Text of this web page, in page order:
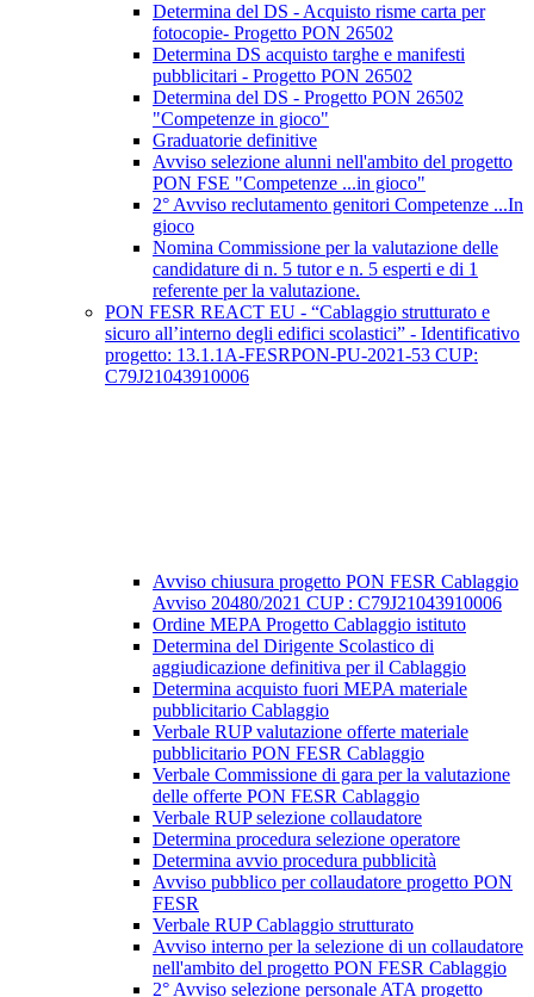
Determina del DS - Acquisto risme carta per
fotocopie- Progetto PON 26502
Determina DS acquisto targhe e manifesti
pubblicitari - Progetto PON 26502
Determina del DS - Progetto PON 26502
"Competenze in gioco"
Graduatorie definitive
Avviso selezione alunni nell'ambito del progetto
PON FSE "Competenze ...in gioco"
2° Avviso reclutamento genitori Competenze ...In
gioco
Nomina Commissione per la valutazione delle
candidature di n. 5 tutor e n. 5 esperti e di 1
referente per la valutazione.
PON FESR REACT EU - “Cablaggio strutturato e
sicuro all’interno degli edifici scolastici” - Identificativo
progetto: 13.1.1A-FESRPON-PU-2021-53 CUP:
C79J21043910006
Avviso chiusura progetto PON FESR Cablaggio
Avviso 20480/2021 CUP : C79J21043910006
Ordine MEPA Progetto Cablaggio istituto
Determina del Dirigente Scolastico di
aggiudicazione definitiva per il Cablaggio
Determina acquisto fuori MEPA materiale
pubblicitario Cablaggio
Verbale RUP valutazione offerte materiale
pubblicitario PON FESR Cablaggio
Verbale Commissione di gara per la valutazione
delle offerte PON FESR Cablaggio
Verbale RUP selezione collaudatore
Determina procedura selezione operatore
Determina avvio procedura pubblicità
Avviso pubblico per collaudatore progetto PON
FESR
Verbale RUP Cablaggio strutturato
Avviso interno per la selezione di un collaudatore
nell'ambito del progetto PON FESR Cablaggio
2° Avviso selezione personale ATA progetto